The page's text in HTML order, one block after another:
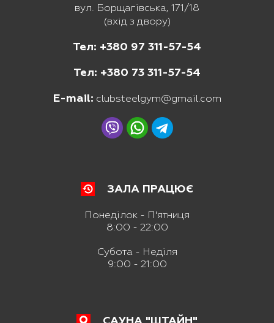
вул. Борщагівська, 171/18
(вхід з двору)
Тел: +380 97 311-57-54
Тел: +380 73 311-57-54
E-mail: clubsteelgym@gmail.com
ЗАЛА ПРАЦЮЄ
Понеділок - П'ятниця
8:00 - 22:00
Субота - Неділя
9:00 - 21:00